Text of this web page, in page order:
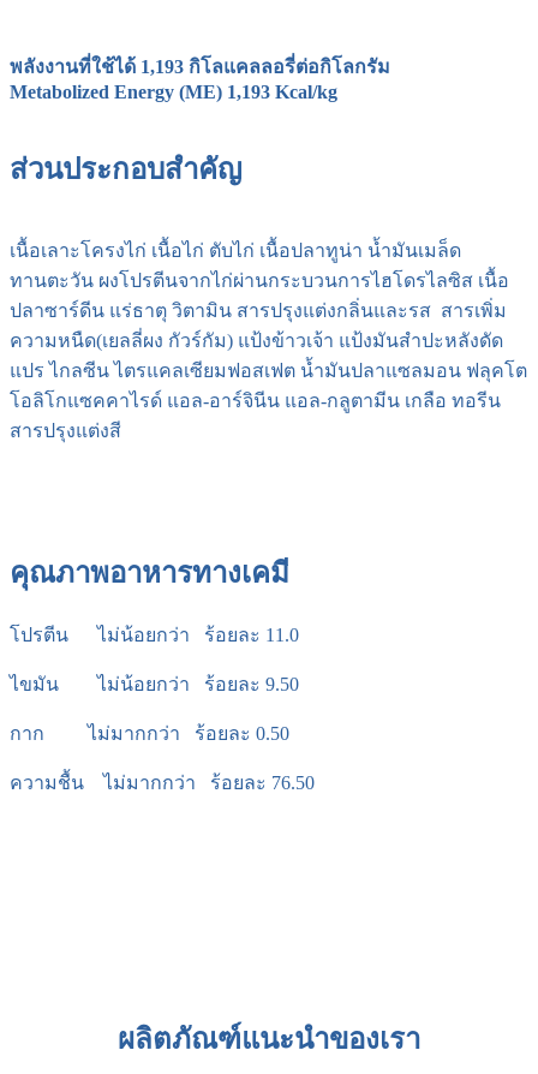
พลังงานที่ใช้ได้ 1,193 กิโลแคลลอรี่ต่อกิโลกรัม
Metabolized Energy (ME) 1,193 Kcal/kg
ส่วนประกอบสำคัญ
เนื้อเลาะโครงไก่ เนื้อไก่ ตับไก่ เนื้อปลาทูน่า น้ำมันเมล็ด
ทานตะวัน ผงโปรตีนจากไก่ผ่านกระบวนการไฮโดรไลซิส เนื้อ
ปลาซาร์ดีน แร่ธาตุ วิตามิน สารปรุงแต่งกลิ่นและรส สารเพิ่ม
ความหนืด(เยลลี่ผง กัวร์กัม) แป้งข้าวเจ้า แป้งมันสำปะหลังดัด
แปร ไกลซีน ไตรแคลเซียมฟอสเฟต น้ำมันปลาแซลมอน ฟลุคโต
โอลิโกแซคคาไรด์ แอล-อาร์จินีน แอล-กลูตามีน เกลือ ทอรีน
สารปรุงแต่งสี
คุณภาพอาหารทางเคมี
โปรตีน ไม่น้อยกว่า ร้อยละ 11.0
ไขมัน ไม่น้อยกว่า ร้อยละ 9.50
กาก ไม่มากกว่า ร้อยละ 0.50
ความชื้น ไม่มากกว่า ร้อยละ 76.50
ผลิตภัณฑ์แนะนำของเรา